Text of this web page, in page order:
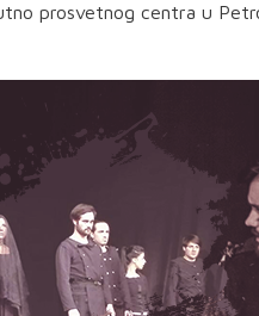
prosvetnog centra u